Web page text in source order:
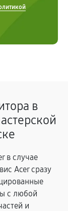
в
в случае
Acer сразу
с любой
и